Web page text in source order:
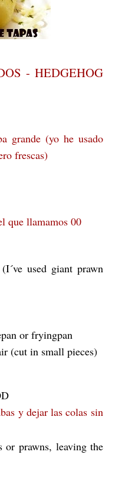
- HEDGEHOG
grande (yo he usado
frescas)
que llamamos 00
used giant prawn
or fryingpan
(cut in small pieces)
y dejar las colas sin
or prawns, leaving the